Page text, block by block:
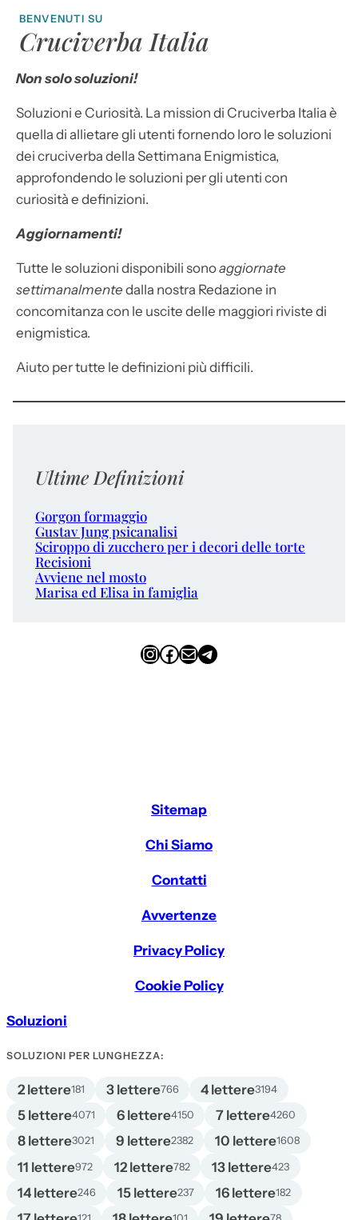
BENVENUTI SU
Cruciverba Italia
Non solo soluzioni!
Soluzioni e Curiosità. La mission di Cruciverba Italia è
quella di allietare gli utenti fornendo loro le soluzioni
dei cruciverba della Settimana Enigmistica,
approfondendo le soluzioni per gli utenti con
curiosità e definizioni.
Aggiornamenti!
Tutte le soluzioni disponibili sonoaggiornate
settimanalmente dalla nostra Redazione in
concomitanza con le uscite delle maggiori riviste di
enigmistica.
Aiuto per tutte le definizioni più difficili.
Ultime Definizioni
Gorgon formaggio
Gustav Jung psicanalisi
Sciroppo di zucchero per i decori delle torte
Recisioni
Avviene nel mosto
Marisa ed Elisa in famiglia
InstagramFacebook Email Telegram
Sitemap
Chi Siamo
Contatti
Avvertenze
Privacy Policy
Cookie Policy
Soluzioni
SOLUZIONI PER LUNGHEZZA:
2 lettere181 3 lettere766 4 lettere3194
5 lettere4071 6 lettere4150 7 lettere4260
8 lettere3021 9 lettere2382 10 lettere1608
11 lettere972 12 lettere782 13 lettere423
14 lettere246 15 lettere237 16 lettere182